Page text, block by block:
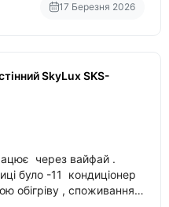
17 Березня 2026
SkyLux SKS-
через вайфай .
було -11 кондиціонер
обігріву , споживання